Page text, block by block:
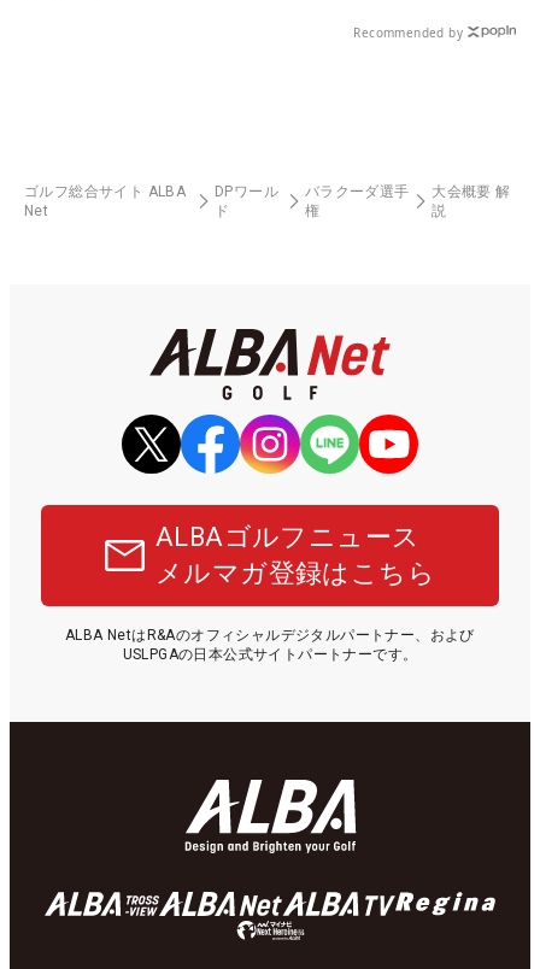
Recommended by
ゴルフ総合サイト ALBA
Net
DPワール
ド
バラクーダ選手
権
大会概要 解
説
ALBAゴルフニュース
メルマガ登録はこちら
ALBA NetはR&Aのオフィシャルデジタルパートナー、および
USLPGAの日本公式サイトパートナーです。